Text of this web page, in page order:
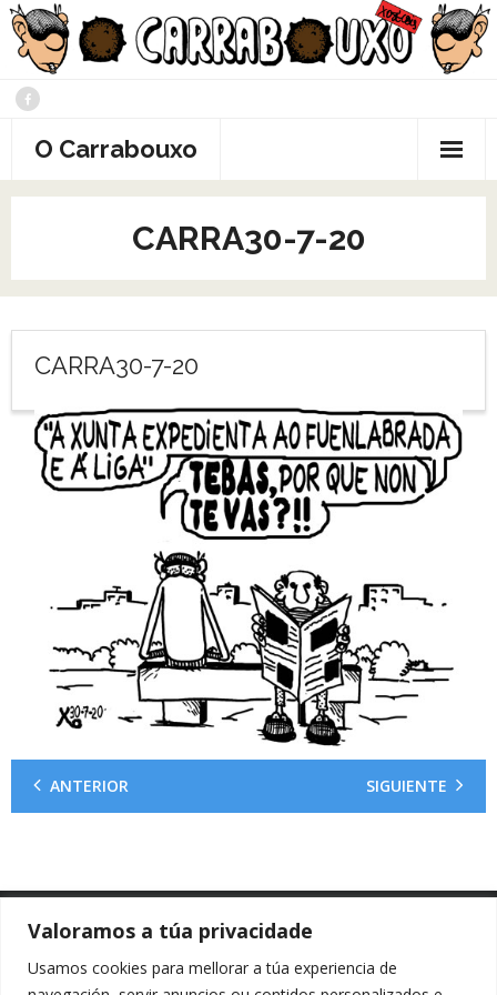
Valoramos a túa privacidade
Usamos cookies para mellorar a túa experiencia de
Saltar
contenido
O Carrabouxo
CARRA30-7-20
CARRA30-7-20
ANTERIOR SIGUIENTE